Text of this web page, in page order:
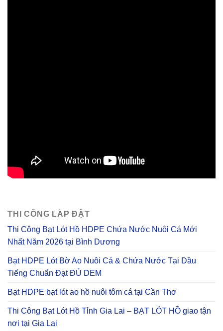
THI CÔNG LẮP ĐẶT
Thi Công Bạt Lót Hồ HDPE Chứa Nước Nuôi Cá Mới
Nhất Năm 2026 tại Bình Dương
Bạt HDPE Lót Bờ Ao Nuôi Cá & Chứa Nước Tại Dầu
Tiếng Chuẩn Đạt ĐỦ DEM
Bạt HDPE bạt lót ao hồ nuôi tôm cá tại Cần Thơ
Thi Công Bạt Lót Hồ Tỉnh Gia Lai – BẠT LÓT HỒ giao tận
nơi tại Gia Lai